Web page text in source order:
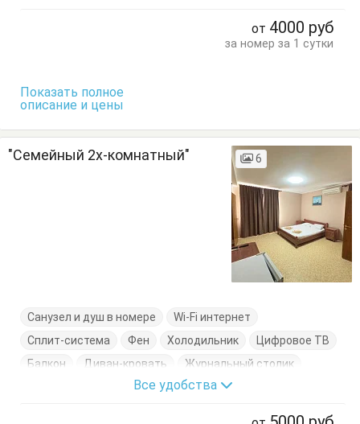
от 4000 руб
за номер за 1 сутки
Показать полное
описание и цены
"Семейный 2х-комнатный" 6
Санузел и душ в номере
Wi-Fi интернет
Сплит-система
Фен Холодильник
Цифровое ТВ
Балкон
Диван-кровать
Журнальный столик
Кровати односпальные
Стол Стулья
Все удобства